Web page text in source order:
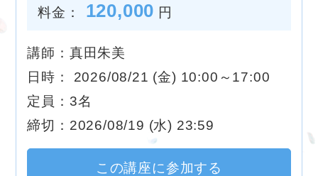
料金： 120,000 円
講師：真田朱美
日時： 2026/08/21 (金) 10:00～17:00
定員：3名
締切：2026/08/19 (水) 23:59
この講座に参加する